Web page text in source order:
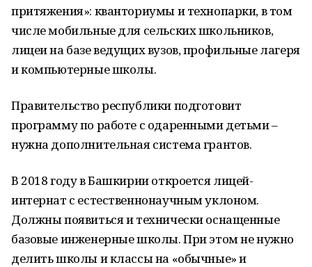
притяжения»: кванториумы и технопарки, в том
числе мобильные для сельских школьников,
лицеи на базе ведущих вузов, профильные лагеря
и компьютерные школы.
Правительство республики подготовит
программу по работе с одаренными детьми –
нужна дополнительная система грантов.
В 2018 году в Башкирии откроется лицей-
интернат с естественнонаучным уклоном.
Должны появиться и технически оснащенные
базовые инженерные школы. При этом не нужно
делить школы и классы на «обычные» и